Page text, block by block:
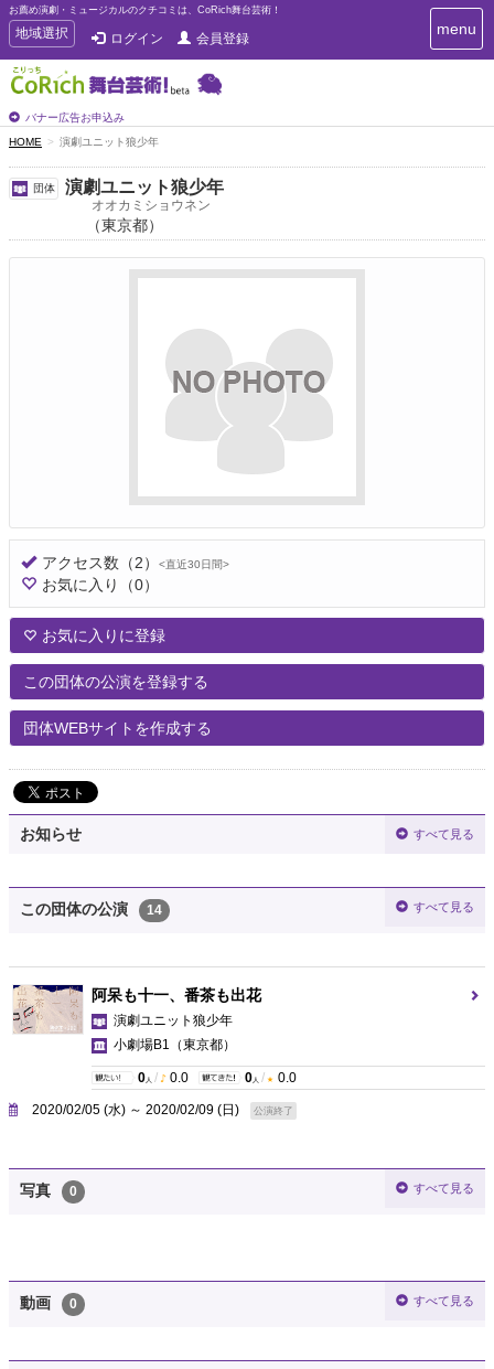
お薦め演劇・ミュージカルのクチコミは、CoRich舞台芸術！
T
o
g
g
e
n
a
v
i
a
t
地域選択 ログイン 会員登録
バナー広告お申込み
T
o
menu
HOME 演劇ユニット狼少年
団体 演劇ユニット狼少年
オオカミショウネン
（東京都）
アクセス数 （2） <直近30日間>
お気に入り （0）
お気に入りに登録
この団体の公演を登録する
団体WEBサイトを作成する
お知らせ すべて見る
この団体の公演 14 すべて見る
阿呆も十一、番茶も出花
演劇ユニット狼少年
小劇場B1
（東京都）
0 人 / 0.0 0 人 / 0.0
2020/02/05 (水) ～ 2020/02/09 (日) 公演終了
写真 0 すべて見る
動画 0 すべて見る